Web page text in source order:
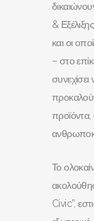
&
και οι
– στο
προϊόντα,
Το
Civic”,